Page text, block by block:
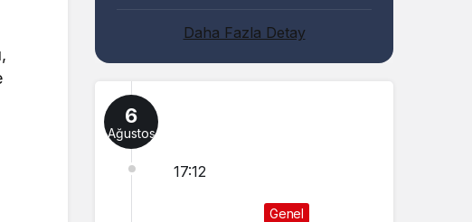
Daha Fazla Detay
6
Ağustos
17:12
Genel